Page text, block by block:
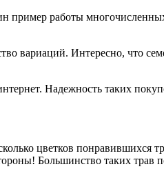
пример работы
вариаций. Интересно, что
Надежность таких
цветков понравившихся
Большинство таких